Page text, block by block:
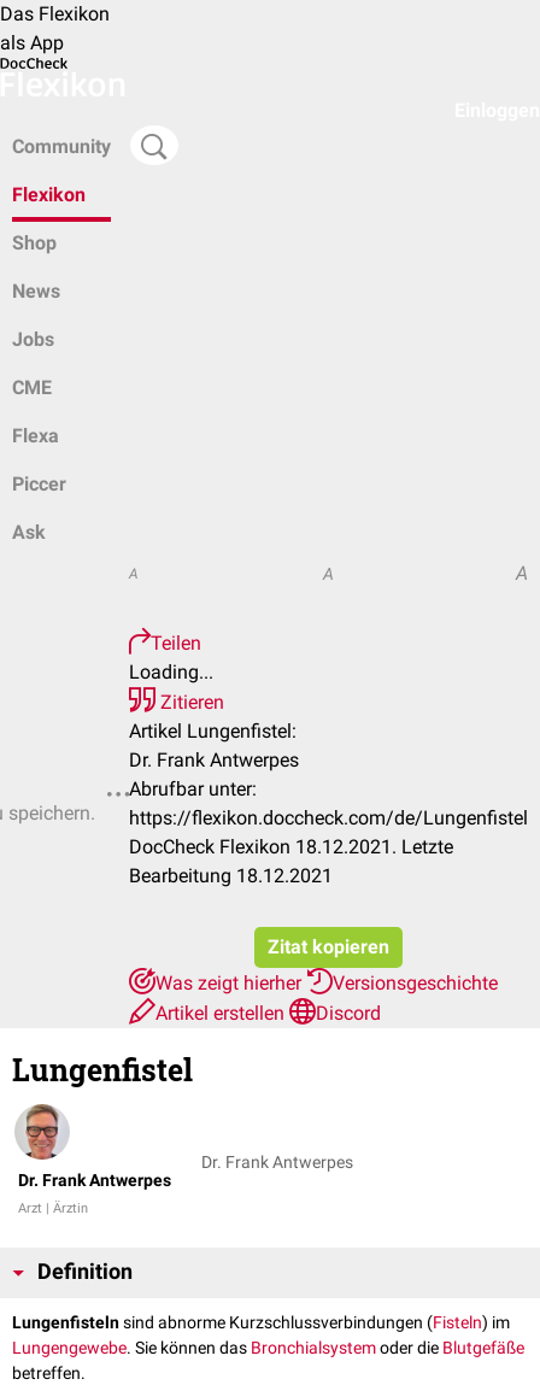
Das Flexikon
als App
Community
Flexikon
Shop
News
Jobs
CME
Flexa
Piccer
Ask
speichern.
A A A
Teilen
Loading...
Zitieren
Artikel Lungenfistel:
Dr. Frank Antwerpes
Abrufbar unter:
https://flexikon.doccheck.com/de/Lungenfistel
DocCheck Flexikon 18.12.2021. Letzte
Bearbeitung 18.12.2021
Zitat kopieren
Was zeigt hierher
Versionsgeschichte
Artikel erstellen
Discord
Lungenfistel
Dr. Frank Antwerpes
Arzt | Ärztin
Dr. Frank Antwerpes
Definition
Lungenfistelnsind abnorme Kurzschlussverbindungen (Fisteln) im
Lungengewebe. Sie können das Bronchialsystemoder die Blutgefäße
betreffen.